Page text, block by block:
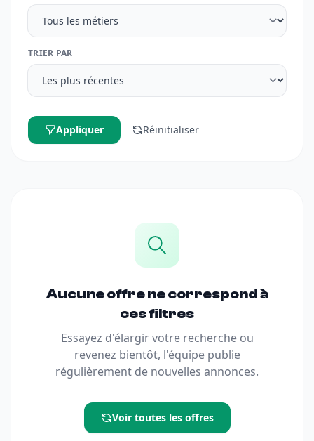
TRIER PAR
Appliquer Réinitialiser
Aucune offre ne correspond à
ces filtres
Essayez d'élargir votre recherche ou
revenez bientôt, l'équipe publie
régulièrement de nouvelles annonces.
Voir toutes les offres